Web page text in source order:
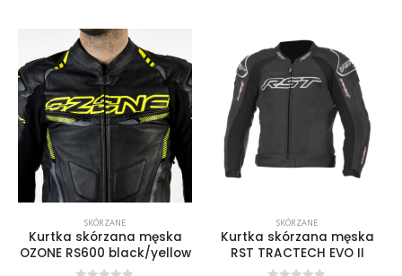
SKÓRZANE
Kurtka skórzana męska
OZONE RS600 black/yellow
SKÓRZANE
Kurtka skórzana męska
RST TRACTECH EVO II